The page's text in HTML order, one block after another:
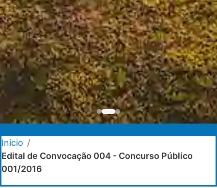
Início /
Edital de Convocação 004 - Concurso Público
001/2016